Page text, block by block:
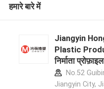
हमारे बारे में
Jiangyin
Plastic
निर्माता प्रोफ़ाइल
No.52
Jiangyin City,